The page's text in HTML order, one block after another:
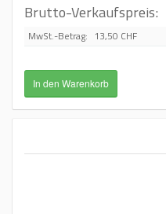
Brutto-Verkaufspreis:
MwSt.-Betrag: 13,50 CHF